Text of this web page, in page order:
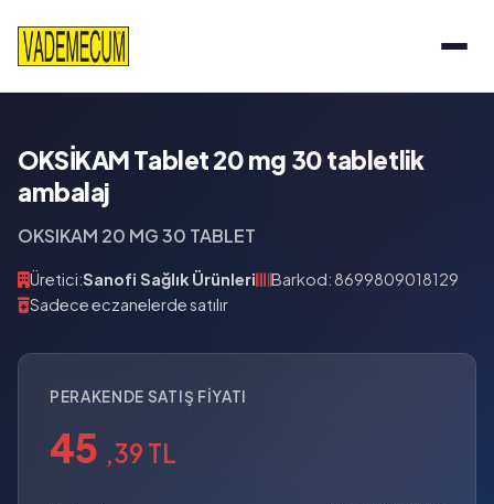
OKSİKAM Tablet 20 mg 30 tabletlik
ambalaj
OKSIKAM 20 MG 30 TABLET
Üretici:Sanofi Sağlık Ürünleri
Barkod: 8699809018129
Sadece eczanelerde satılır
PERAKENDE SATIŞ FIYATI
45 ,39 TL